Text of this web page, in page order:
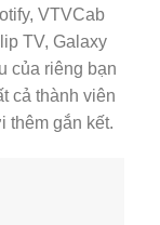
VTVCab
TV, Galaxy
của riêng bạn
cả thành viên
thêm gắn kết.